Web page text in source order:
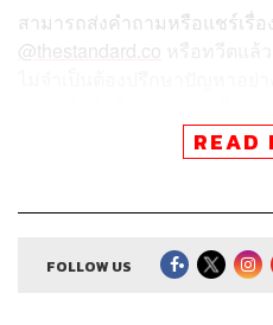
สามารถส่งคำถามหรือแชร์เรื่
@thestandard.co
ปันให้ผู้ฟังคนอื่นๆ ได้เช่นกัน
สามารถฟังพอดแคสต์ The
READ
FOLLOW US